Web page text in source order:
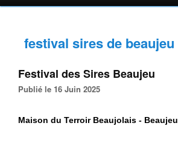
festival sires de beaujeu
Festival des Sires Beaujeu
Publié le 16 Juin 2025
Maison du Terroir Beaujolais - Beaujeu